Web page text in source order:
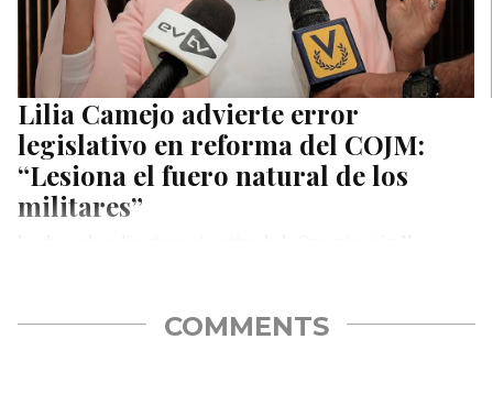
Lilia Camejo advierte error
legislativo en reforma del COJM:
“Lesiona el fuero natural de los
militares”
COMMENTS